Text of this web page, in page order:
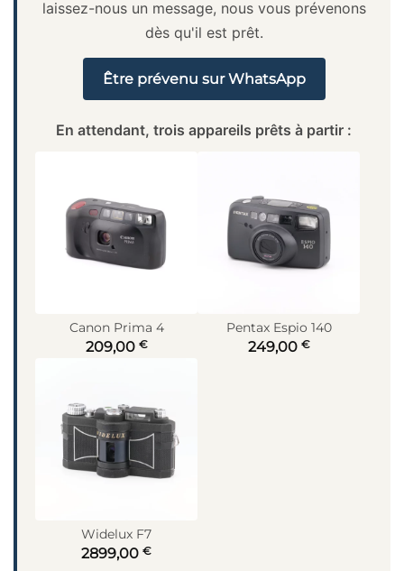
laissez-nous un message, nous vous prévenons
dès qu'il est prêt.
Être prévenu sur WhatsApp
En attendant, trois appareils prêts à partir :
Canon Prima 4
209,00 €
Pentax Espio 140
249,00 €
Widelux F7
2899,00 €